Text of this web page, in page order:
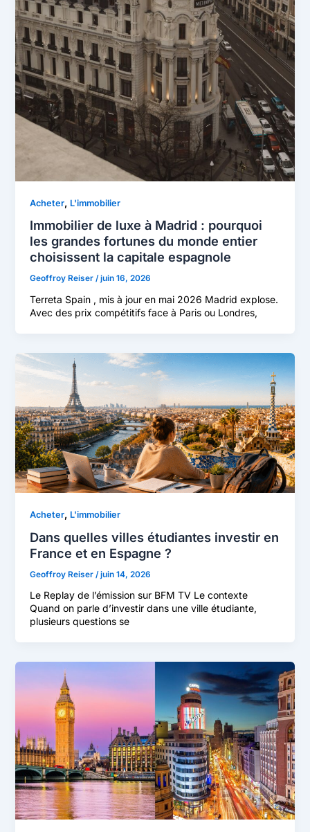
Acheter, L'immobilier
Immobilier de luxe à Madrid : pourquoi
les grandes fortunes du monde entier
choisissent la capitale espagnole
Geoffroy Reiser /juin 16, 2026
Terreta Spain , mis à jour en mai 2026 Madrid explose.
Avec des prix compétitifs face à Paris ou Londres,
Acheter, L'immobilier
Dans quelles villes étudiantes investir en
France et en Espagne ?
Geoffroy Reiser /juin 14, 2026
Le Replay de l’émission sur BFM TV Le contexte
Quand on parle d’investir dans une ville étudiante,
plusieurs questions se